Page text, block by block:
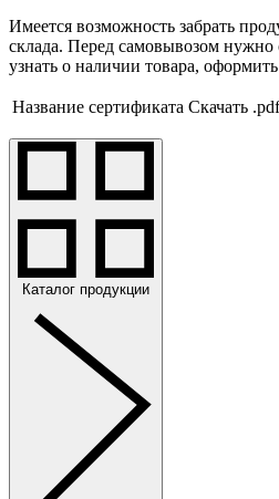
Имеется возможность забрать
склада. Перед самовывозом нужно
узнать о наличии товара,
Название сертификата Скачать .pdf
Каталог продукции